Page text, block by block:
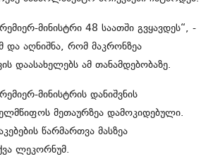
მინისტრი 48 საათში გვყავდეს“, -
და აღნიშნა, რომ მაკრონზეა
დაასახელებს ამ თანამდებობაზე.
მინისტრის დანიშვნის
მეთაურზეა დამოკიდებული.
წარმართვა მასზეა
ლეკორნუმ.